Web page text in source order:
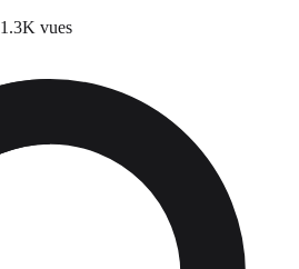
1.3K vues